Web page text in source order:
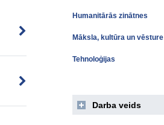
Humanitārās zinātnes
Māksla, kultūra un vēsture
Tehnoloģijas
Darba veids